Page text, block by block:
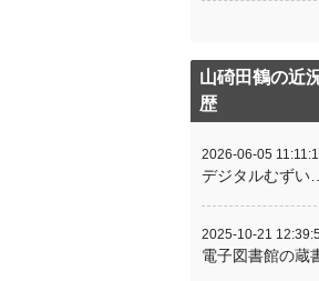
山碕田鶴の近
歴
2026-06-05
デジタルむずい…
2025-10-21
電子図書館の蔵